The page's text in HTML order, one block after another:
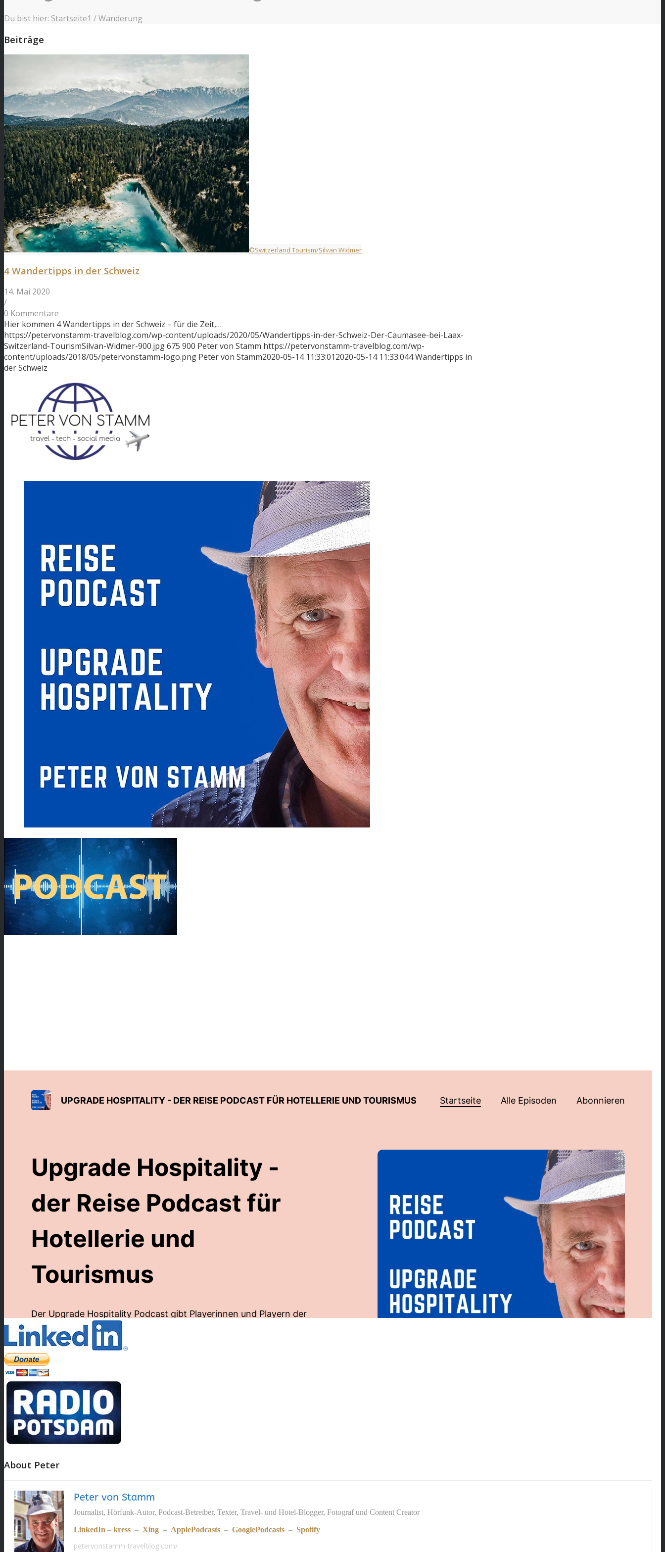
Du bist hier: Startseite1 /Wanderung
Beiträge
©Switzerland Tourism/Silvan Widmer
4 Wandertipps in der Schweiz
14. Mai 2020
/
0 Kommentare
Hier kommen 4 Wandertipps in der Schweiz – für die Zeit,…
https://petervonstamm-travelblog.com/wp-content/uploads/2020/05/Wandertipps-in-der-Schweiz-Der-Caumasee-bei-Laax-
Switzerland-TourismSilvan-Widmer-900.jpg675 900 Peter von Stamm https://petervonstamm-travelblog.com/wp-
content/uploads/2018/05/petervonstamm-logo.png Peter von Stamm2020-05-14 11:33:012020-05-14 11:33:044 Wandertipps in
der Schweiz
About Peter
Peter von Stamm
Journalist, Hörfunk-Autor, Podcast-Betreiber, Texter, Travel- und Hotel-Blogger, Fotograf und Content Creator
LinkedIn – kress – Xing – ApplePodcasts – GooglePodcasts – Spotify
petervonstamm-travelblog.com/